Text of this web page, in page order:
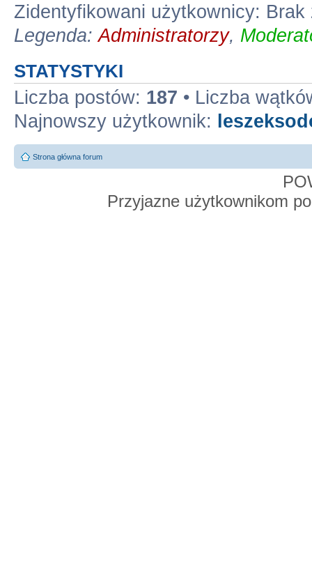
Zidentyfikowani użytkownicy:
Legenda:Administratorzy,
STATYSTYKI
Liczba postów: 187 • Liczba
Najnowszy użytkownik:
Strona główna forum
Przyjazne użytkownikom